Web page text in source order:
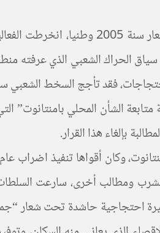
منذ تشكيل التنسيقيات
غاية بروز حركة 20 فبراير، وفي سياق
الشأن المحلي بامنتانوت”
بإلغاء هذا القرار.
ومطالب أخرى، سارعت
عام ثان يوم 16 يونيو 2017 مع مسيرة